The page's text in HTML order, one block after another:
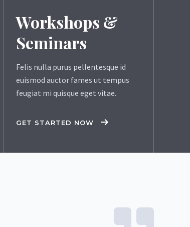
Workshops &
Seminars
Felis nulla purus pellentesque id
euismod auctor fames ut tempus
feugiat mi quisque eget vitae.
GET STARTED NOW